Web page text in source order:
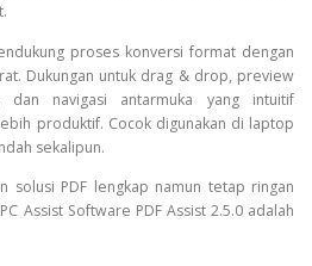
proses konversi format dengan
Dukungan untuk drag & drop, preview
dan navigasi antarmuka yang intuitif
produktif. Cocok digunakan di laptop
sekalipun.
solusi PDF lengkap namun tetap ringan
Assist Software PDF Assist 2.5.0 adalah